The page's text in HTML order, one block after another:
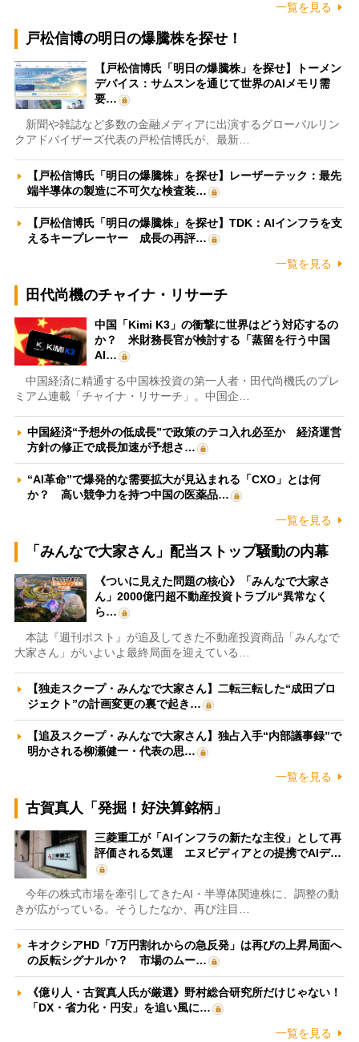
一覧を見る
戸松信博の明日の爆騰株を探せ！
【戸松信博氏「明日の爆騰株」を探せ】トーメン
デバイス：サムスンを通じて世界のAIメモリ需
要…
新聞や雑誌など多数の金融メディアに出演するグローバルリン
クアドバイザーズ代表の戸松信博氏が、最新…
【戸松信博氏「明日の爆騰株」を探せ】レーザーテック：最先
端半導体の製造に不可欠な検査装…
【戸松信博氏「明日の爆騰株」を探せ】TDK：AIインフラを支
えるキープレーヤー 成長の再評…
一覧を見る
田代尚機のチャイナ・リサーチ
中国「Kimi K3」の衝撃に世界はどう対応するの
か？ 米財務長官が検討する「蒸留を行う中国
AI…
中国経済に精通する中国株投資の第一人者・田代尚機氏のプレ
ミアム連載「チャイナ・リサーチ」。中国企…
中国経済“予想外の低成長”で政策のテコ入れ必至か 経済運営
方針の修正で成長加速が予想さ…
“AI革命”で爆発的な需要拡大が見込まれる「CXO」とは何
か？ 高い競争力を持つ中国の医薬品…
一覧を見る
「みんなで大家さん」配当ストップ騒動の内幕
《ついに見えた問題の核心》「みんなで大家さ
ん」2000億円超不動産投資トラブル“異常なく
ら…
本誌『週刊ポスト』が追及してきた不動産投資商品「みんなで
大家さん」がいよいよ最終局面を迎えている…
【独走スクープ・みんなで大家さん】二転三転した“成田プロ
ジェクト”の計画変更の裏で起き…
【追及スクープ・みんなで大家さん】独占入手“内部議事録”で
明かされる柳瀬健一・代表の思…
一覧を見る
古賀真人「発掘！好決算銘柄」
三菱重工が「AIインフラの新たな主役」として再
評価される気運 エヌビディアとの提携でAIデ…
今年の株式市場を牽引してきたAI・半導体関連株に、調整の動
きが広がっている。そうしたなか、再び注目…
キオクシアHD「7万円割れからの急反発」は再びの上昇局面へ
の反転シグナルか？ 市場のムー…
《億り人・古賀真人氏が厳選》野村総合研究所だけじゃない！
「DX・省力化・円安」を追い風に…
一覧を見る